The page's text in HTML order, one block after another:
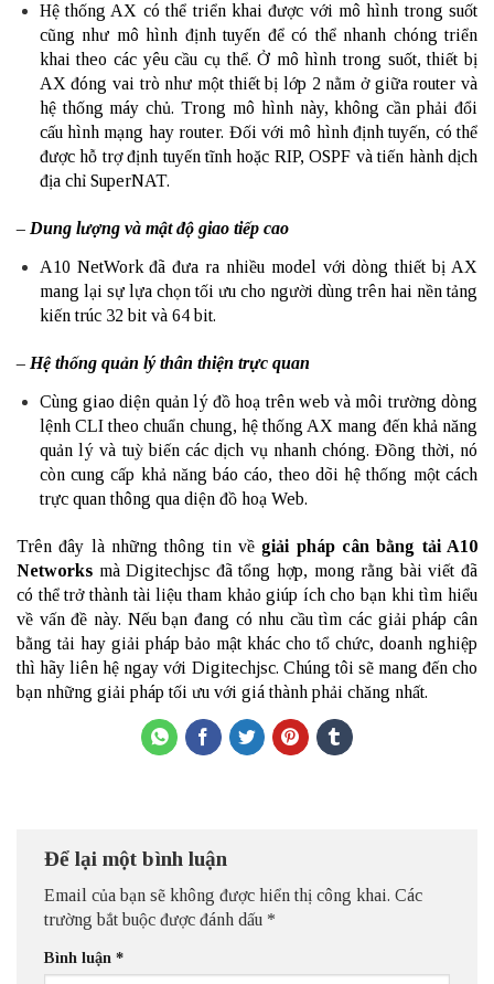
Hệ thống AX có thể triển khai được với mô hình trong suốt
cũng như mô hình định tuyến để có thể nhanh chóng triển
khai theo các yêu cầu cụ thể. Ở mô hình trong suốt, thiết bị
AX đóng vai trò như một thiết bị lớp 2 nằm ở giữarouter và
hệ thống máy chủ. Trong mô hình này, không cần phải đổi
cấu hình mạng hay router. Đối với mô hình định tuyến, có thể
được hỗ trợ định tuyến tĩnh hoặc RIP, OSPF và tiến hành dịch
địa chỉ SuperNAT.
– Dung lượng và mật độ giao tiếp cao
A10 NetWork đã đưa ra nhiều model với dòng thiết bị AX
mang lại sự lựa chọn tối ưu cho người dùng trên hai nền tảng
kiến trúc 32 bit và 64 bit.
– Hệ thống quản lý thân thiện trực quan
Cùng giao diện quản lý đồ hoạ trên web và môi trường dòng
lệnh CLI theo chuẩn chung, hệ thống AX mang đến khả năng
quản lý và tuỳ biến các dịch vụ nhanh chóng. Đồng thời, nó
còn cung cấp khả năng báo cáo, theo dõi hệ thống một cách
trực quan thông qua diện đồ hoạ Web.
Trên đây là những thông tin vềgiải pháp cân bằng tải A10
Networks mà Digitechjsc đã tổng hợp, mong rằng bài viết đã
có thể trở thành tài liệu tham khảo giúp ích cho bạn khi tìm hiểu
về vấn đề này. Nếu bạn đang có nhu cầu tìm các giải pháp cân
bằng tải hay giải pháp bảo mật khác cho tổ chức, doanh nghiệp
thì hãy liên hệ ngay với Digitechjsc. Chúng tôi sẽ mang đến cho
bạn những giải pháp tối ưu với giá thành phải chăng nhất.
Để lại một bình luận
Email của bạn sẽ không được hiển thị công khai. Các
trường bắt buộc được đánh dấu *
Bình luận *